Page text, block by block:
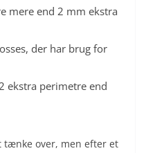
mere end 2 mm ekstra
der har brug for
ekstra perimetre end
tænke over, men efter et